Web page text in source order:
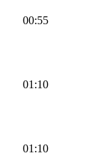
00:55
01:10
01:10